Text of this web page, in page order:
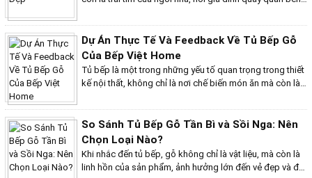
LÒ VI SÓNG ÂM
LÒ VI SÓNG DMESTIK
CHẬU RỬA CHÉN
VÒI RỬA CHÉN
MÁY LỌC NƯỚC
MÁY LỌC NƯỚC THÔNG MINH
MÁY LỌC NƯỚC GIA ĐÌNH
MÁY LỌC NƯỚC BÁN CÔNG NGHIỆP
MÁY LỌC NƯỚC CÔNG NGHIỆP
BẾP LIỀN LÒ
GHẾ MASSAGE TOÀN THÂN
GIÀN NĂNG LƯỢNG MẶT TRỜI
thẩm mỹ mà còn góp phần nâng cao sự tiện nghi trong
cuộc sống hàng ngày. Với gỗ melamine, bạn có vô vàn
lựa chọn về màu sắc và kiểu dáng, từ hiện đại, sang
trọng đến cổ điển, ấm cúng. Hãy cùng khám phá hơn 10
mẫu tủ bếp gỗ melamine ấn tượng, giúp bạn tìm ra thiết
kế hoàn hảo cho không gian bếp của mình!
Dự Án Thực Tế Và Feedback Về Tủ Bếp Gỗ
Của Bếp Việt Home
Tủ bếp là một trong những yếu tố quan trọng trong thiết
kế nội thất, không chỉ là nơi chế biến món ăn mà còn là
Việt Home, chúng tôi tự hào mang đến những sản phẩm
tủ bếp gỗ chất lượng cao, phù hợp với nhu cầu và sở
thích của từng gia đình. Dưới đây là những đánh giá từ
khách hàng và một số dự án thực tế tiêu biểu mà chúng
tôi đã thực hiện.
So Sánh Tủ Bếp Gỗ Tần Bì và Sồi Nga: Nên
Chọn Loại Nào?
Khi nhắc đến tủ bếp, gỗ không chỉ là vật liệu, mà còn là
linh hồn của sản phẩm, ảnh hưởng lớn đến vẻ đẹp và độ